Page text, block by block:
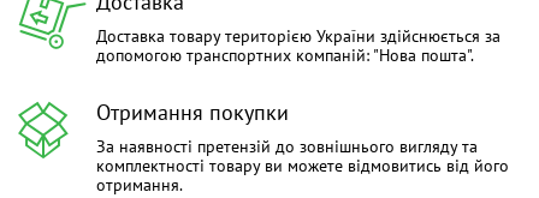
Доставка товару територією України здійснюється за
допомогою транспортних компаній: "Нова пошта".
Отримання покупки
За наявності претензій до зовнішнього вигляду та
комплектності товару ви можете відмовитись від його
отримання.